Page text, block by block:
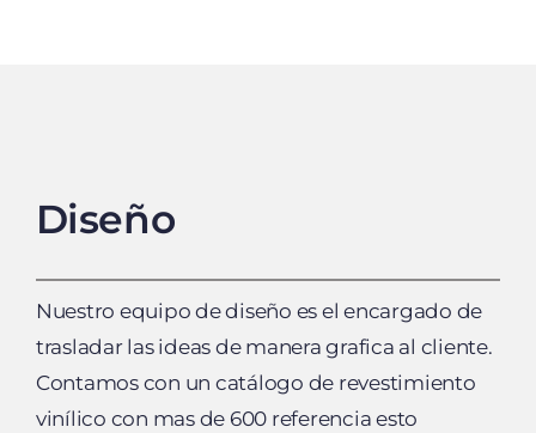
Diseño
Nuestro equipo de diseño es el encargado de
trasladar las ideas de manera grafica al cliente.
Contamos con un catálogo de revestimiento
vinílico con mas de 600 referencia esto